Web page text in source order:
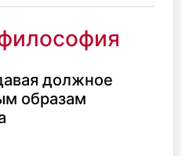
должное
образам